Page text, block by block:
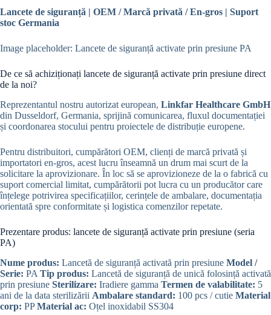
Lancete de siguranță | OEM / Marcă privată / En-gros | Suport
stoc Germania
Image placeholder: Lancete de siguranță activate prin presiune PA
De ce să achiziționați lancete de siguranță activate prin presiune direct
de la noi?
Reprezentantul nostru autorizat european, Linkfar Healthcare GmbH
din Dusseldorf, Germania, sprijină comunicarea, fluxul documentației
și coordonarea stocului pentru proiectele de distribuție europene.
Pentru distribuitori, cumpărători OEM, clienți de marcă privată și
importatori en-gros, acest lucru înseamnă un drum mai scurt de la
solicitare la aprovizionare. În loc să se aprovizioneze de la o fabrică cu
suport comercial limitat, cumpărătorii pot lucra cu un producător care
înțelege potrivirea specificațiilor, cerințele de ambalare, documentația
orientată spre conformitate și logistica comenzilor repetate.
Prezentare produs: lancete de siguranță activate prin presiune (seria
PA)
Nume produs: Lancetă de siguranță activată prin presiune Model /
Serie: PA Tip produs: Lancetă de siguranță de unică folosință activată
prin presiune Sterilizare: Iradiere gamma Termen de valabilitate: 5
ani de la data sterilizării Ambalare standard: 100 pcs / cutie Material
corp: PPMaterial ac: Oțel inoxidabil SS304